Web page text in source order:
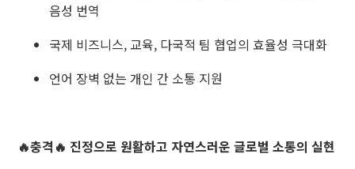
음성 번역
국제 비즈니스, 교육, 다국적 팀 협업의 효율성 극대화
언어 장벽 없는 개인 간 소통 지원
🔥충격🔥 진정으로 원활하고 자연스러운 글로벌 소통의 실현